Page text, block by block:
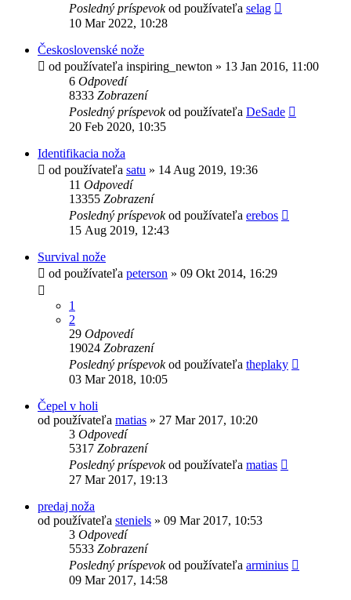
Posledný príspevokod používateľa selag
10 Mar 2022, 10:28
Československé nože
od používateľa inspiring_newton » 13 Jan 2016, 11:00
6 Odpovedí
8333 Zobrazení
Posledný príspevokod používateľa DeSade
20 Feb 2020, 10:35
Identifikacia noža
od používateľa satu » 14 Aug 2019, 19:36
11 Odpovedí
13355 Zobrazení
Posledný príspevokod používateľa erebos
15 Aug 2019, 12:43
Survival nože
od používateľa peterson » 09 Okt 2014, 16:29
1
2
29 Odpovedí
19024 Zobrazení
Posledný príspevokod používateľa theplaky
03 Mar 2018, 10:05
Čepel v holi
od používateľa matias » 27 Mar 2017, 10:20
3 Odpovedí
5317 Zobrazení
Posledný príspevokod používateľa matias
27 Mar 2017, 19:13
predaj noža
od používateľa steniels » 09 Mar 2017, 10:53
3 Odpovedí
5533 Zobrazení
Posledný príspevokod používateľa arminius
09 Mar 2017, 14:58